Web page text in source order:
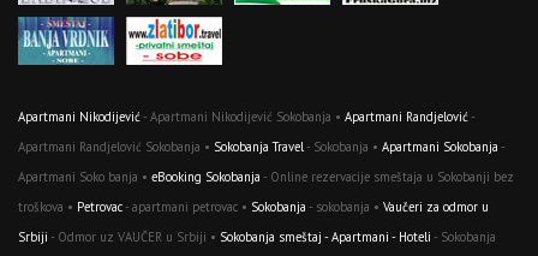
Apartmani Nikodijević- Apartmani Nikodijević Sokobanja • Apartmani Randjelović-
Apartmani Randjelović Sokobanja • Sokobanja Travel- Sokobanja • Apartmani Sokobanja -
Apartmani Soko banja • eBooking Sokobanja - Online rezervacije smeštaja u Sokobanji bez
troškova • Petrovac- apartmani petrovac • Sokobanja - sokobanja • Vaučeri za odmor u
Srbiji - Odmor uz VAUČER u Srbiji • Sokobanja smeštaj - Apartmani - Hoteli - Sokobanja